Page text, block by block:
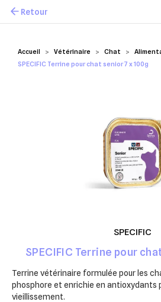
Mes favoris
Accueil Vétérinaire Chat
SPECIFIC Terrine pour chat senior 7 x 100g
Retour
SPECIFIC
SPECIFIC Terrine pour
Terrine vétérinaire formulée pour les
phosphore et enrichie en antioxydants
vieillissement.